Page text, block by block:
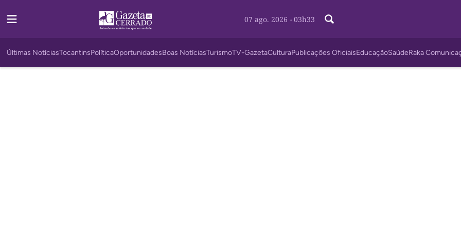
07 ago. 2026 - 03h33
Últimas NotíciasTocantinsPolíticaOportunidadesBoas NotíciasTurismoTV-GazetaCulturaPublicações OficiaisEducaçãoSaúdeRaka